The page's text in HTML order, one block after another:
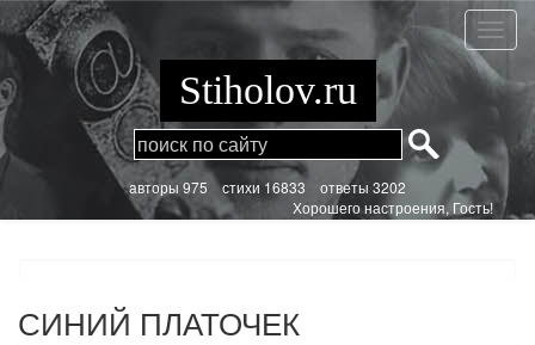
Перейти
к
основному
содержанию
Stiholov.ru
aвторы 975стихи 16833 ответы 3202
Хорошего настроения, Гость!
СИНИЙ ПЛАТОЧЕК